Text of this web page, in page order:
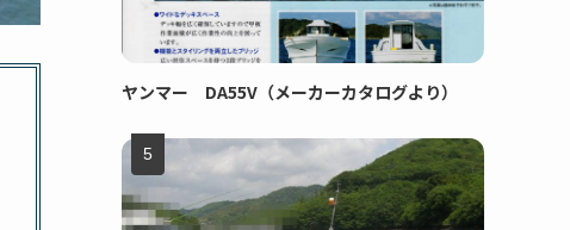
ヤンマー DA55V（メーカーカタログより）